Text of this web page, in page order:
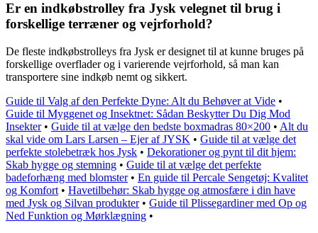
Er en indkøbstrolley fra Jysk velegnet til brug i
forskellige terræner og vejrforhold?
De fleste indkøbstrolleys fra Jysk er designet til at kunne bruges på
forskellige overflader og i varierende vejrforhold, så man kan
transportere sine indkøb nemt og sikkert.
Guide til Valg af den Perfekte Dyne: Alt du Behøver at Vide •
Guide til Myggenet og Insektnet: Sådan Beskytter Du Dig Mod
Insekter• Guide til at vælge den bedste boxmadras 80×200 • Alt du
skal vide om Lars Larsen – Ejer af JYSK • Guide til at vælge det
perfekte stolebetræk hos Jysk • Dekorationer og pynt til dit hjem:
Skab hygge og stemning • Guide til at vælge det perfekte
badeforhæng med blomster• En guide til Percale Sengetøj: Kvalitet
og Komfort • Havetilbehør: Skab hygge og atmosfære i din have
med Jysk og Silvan produkter• Guide til Plissegardiner med Op og
Ned Funktion og Mørklægning •